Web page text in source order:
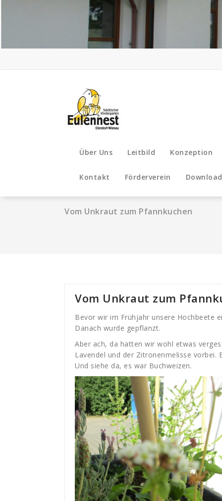
Über Uns Leitbild Konzeption
Kontakt Förderverein
Vom Unkraut zum Pfannkuchen
Vom Unkraut zum
Bevor wir im Frühjahr unsere Hochbeete
Danach wurde gepflanzt.
Aber ach, da hatten wir wohl etwas
Lavendel und der Zitronenmelisse vorbei.
Und siehe da, es war Buchweizen.